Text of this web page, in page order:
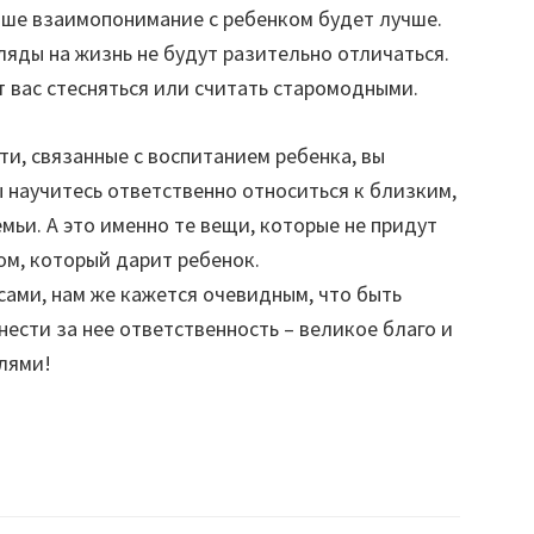
взаимопонимание с ребенком будет лучше.
на жизнь не будут разительно отличаться.
стесняться или считать старомодными.
связанные с воспитанием ребенка, вы
ответственно относиться к близким,
А это именно те вещи, которые не придут
который дарит ребенок.
нам же кажется очевидным, что быть
за нее ответственность – великое благо и